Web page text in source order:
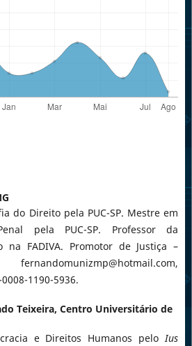
do Direito pela PUC-SP. Mestre em
pela PUC-SP. Professor da
na FADIVA. Promotor de Justiça –
1190-5936.
Teixeira, Centro Universitário de
e Direitos Humanos peloIus